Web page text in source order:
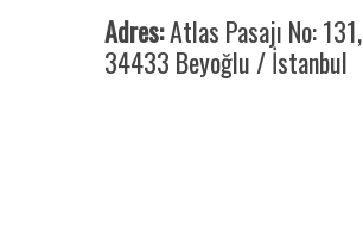
Adres:Atlas Pasajı No: 131,
34433 Beyoğlu / İstanbul